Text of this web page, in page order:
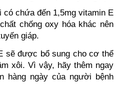
có chứa đến 1,5mg vitamin E
chống oxy hóa khác nên
giáp.
sẽ được bổ sung cho cơ thể
xôi. Vì vậy, hãy thêm ngay
hàng ngày của người bệnh